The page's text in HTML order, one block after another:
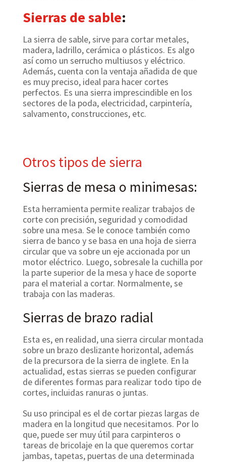
Sierras de sable:
La sierra de sable, sirve para cortar metales,
madera, ladrillo, cerámica o plásticos. Es algo
así como un serrucho multiusos y eléctrico.
Además, cuenta con la ventaja añadida de que
es muy preciso, ideal para hacer cortes
perfectos. Es una sierra imprescindible en los
sectores de la poda, electricidad, carpintería,
salvamento, construcciones, etc.
Otros tipos de sierra
Sierras de mesa o minimesas:
Esta herramienta permite realizar trabajos de
corte con precisión, seguridad y comodidad
sobre una mesa. Se le conoce también como
sierra de banco y se basa en una hoja de sierra
circular que va sobre un eje accionada por un
motor eléctrico. Luego, sobresale la cuchilla por
la parte superior de la mesa y hace de soporte
para el material a cortar. Normalmente, se
trabaja con las maderas.
Sierras de brazo radial
Esta es, en realidad, una sierra circular montada
sobre un brazo deslizante horizontal, además
de la precursora de la sierra de inglete. En la
actualidad, estas sierras se pueden configurar
de diferentes formas para realizar todo tipo de
cortes, incluidas ranuras o juntas.
Su uso principal es el de cortar piezas largas de
madera en la longitud que necesitamos. Por lo
que, puede ser muy útil para carpinteros o
tareas de bricolaje en la que queremos cortar
jambas, tapetas, puertas de una determinada